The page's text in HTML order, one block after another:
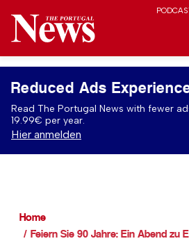
Reduced Ads
Read The Portugal News with fewer
19.99€ per year.
Hier anmelden
Home
Feiern Sie 90 Jahre: Ein Abend zu